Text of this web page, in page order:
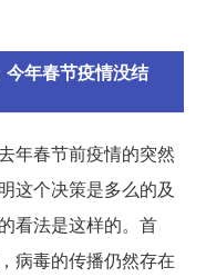
年春节疫情没结
年春节前疫情的突然
这个决策是多么的及
看法是这样的。首
病毒的传播仍然存在